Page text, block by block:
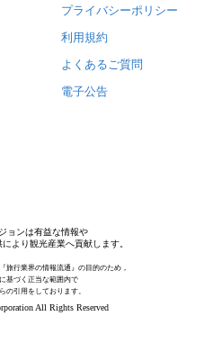
プライバシーポリシー
利用規約
よくあるご質問
電子公告
ョンは有益な情報や
より観光産業へ貢献します。
旅行業界の情報流通』の目的のため，
基づく正当な範囲内で
の引用をしております。
All Rights Reserved